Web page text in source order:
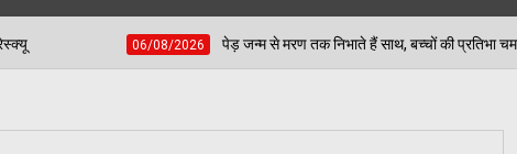
06/08/2026 पेड़ जन्म से मरण तक निभाते हैं साथ, बच्चों की प्रतिभा चमकाकर वरिष्ठ नागरिकों ने